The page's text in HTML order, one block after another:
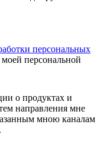
персональных
персональной
о продуктах и
направления мне
мною каналам